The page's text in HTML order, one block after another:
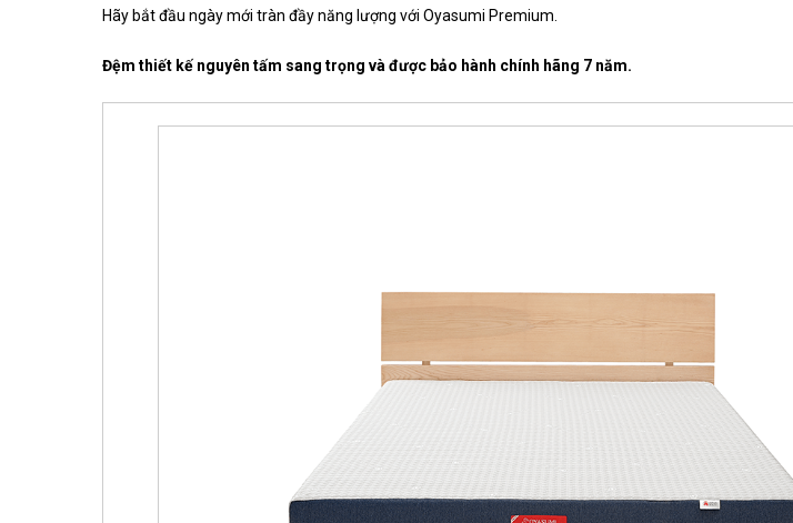
Hãy bắt đầu ngày mới tràn đầy năng lượng với Oyasumi Premium.
Đệm thiết kế nguyên tấm sang trọng và được bảo hành chính hãng 7 năm.